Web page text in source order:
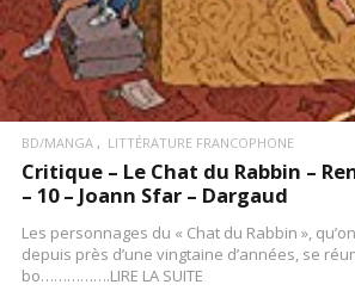
BD/MANGA LITTÉRATURE FRANCOPHONE
Critique – Le Chat du Rabbin –
– 10 – Joann Sfar – Dargaud
Les personnages du « Chat du Rabbin »,
depuis près d’une vingtaine d’années, se
bo…………….LIRE LA SUITE